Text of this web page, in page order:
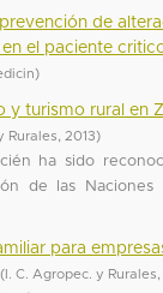
de
el paciente
)
y turismo rural en
Rurales 2013)
ha sido
de las
para
( I. C. Agropec. y Rurales